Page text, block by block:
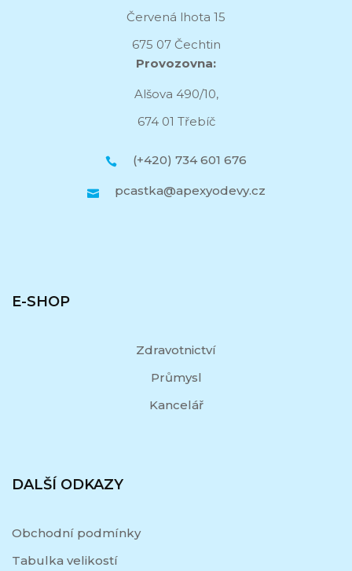
Červená lhota 15
675 07 Čechtin
Provozovna:
Alšova 490/10,
674 01 Třebíč
(+420) 734 601 676
pcastka@apexyodevy.cz
E-SHOP
Zdravotnictví
Průmysl
Kancelář
DALŠÍ ODKAZY
Obchodní podmínky
Tabulka velikostí